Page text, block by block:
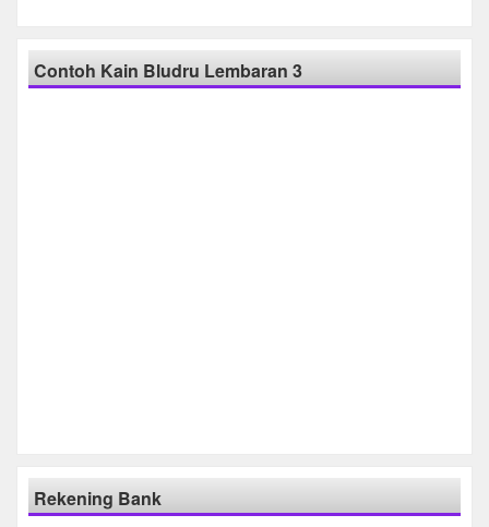
Contoh Kain Bludru Lembaran 3
Rekening Bank